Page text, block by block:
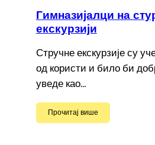
Гимназијалци на
екскурзији
Стручне екскурзије су
од користи и било би
уведе као…
Прочитај више